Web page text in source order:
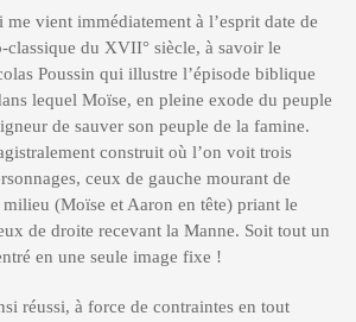
me vient immédiatement à l’esprit date de
classique du XVII° siècle, à savoir le
Poussin qui illustre l’épisode biblique
lequel Moïse, en pleine exode du peuple
de sauver son peuple de la famine.
construit où l’on voit trois
ceux de gauche mourant de
(Moïse et Aaron en tête) priant le
de droite recevant la Manne. Soit tout un
en une seule image fixe !
réussi, à force de contraintes en tout